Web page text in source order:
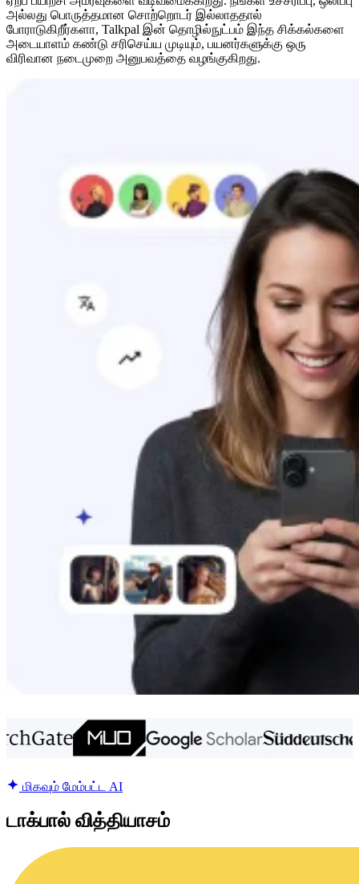
அல்லது பொருத்தமான சொற்றொடர் இல்லாததால்
போராடுகிறீர்களா, Talkpal இன் தொழில்நுட்பம் இந்த சிக்கல்களை
அடையாளம் கண்டு சரிசெய்ய முடியும், பயனர்களுக்கு ஒரு
விரிவான நடைமுறை அனுபவத்தை வழங்குகிறது.
மிகவும் மேம்பட்ட AI
டாக்பால் வித்தியாசம்